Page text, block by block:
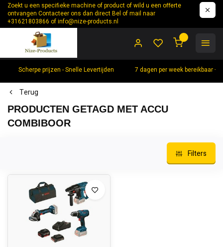
Zoekt u een specifieke machine of product of wild u een offerte
ontvangen Contacteer ons dan direct Bel of mail naar
+31621803866 ofinfo@nize-products.nl
Scherpe prijzen - Snelle Levertijden 7 dagen per week bereikbaar
Terug
PRODUCTEN GETAGD MET ACCU
COMBIBOOR
Filters